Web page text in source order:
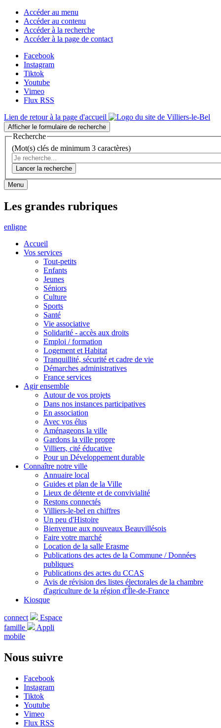
Accéder au menu
Accéder au contenu
Accéder à la recherche
Accéder à la page de contact
Facebook
Instagram
Tiktok
Youtube
Vimeo
Flux RSS
Lien de retour à la page d'accueil
Afficher le formulaire de recherche
Recherche
(Mot(s) clés de minimum 3 caractères)
Lancer la recherche
Menu
Les grandes rubriques
enligne
Accueil
Vos services
Tout-petits
Enfants
Jeunes
Séniors
Culture
Sports
Santé
Vie associative
Solidarité - accès aux droits
Emploi / formation
Logement et Habitat
Tranquillité, sécurité et cadre de vie
Démarches administratives
France services
Agir ensemble
Autour de vos projets
Dans nos instances participatives
En association
Avec vos élus
Aménageons la ville
Gardons la ville propre
Villiers, cité éducative
Pour un Développement durable
Connaître notre ville
Annuaire local
Guides et plan de la Ville
Lieux de détente et de convivialité
Restons connectés
Villiers-le-bel en chiffres
Un peu d'Histoire
Bienvenue aux nouveaux Beauvillésois
Faire votre marché
Location de la salle Erasme
Publications des actes de la Commune / Données
publiques
Publications des actes du CCAS
Avis de révision des listes électorales de la chambre
d'agriculture de la région d'Île-de-France
Kiosque
connect
Espace
famille
Appli
mobile
Nous suivre
Facebook
Instagram
Tiktok
Youtube
Vimeo
Flux RSS